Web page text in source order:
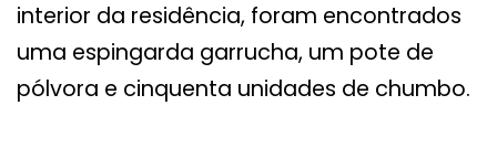
interior da residência, foram encontrados
uma espingarda garrucha, um pote de
pólvora e cinquenta unidades de chumbo.